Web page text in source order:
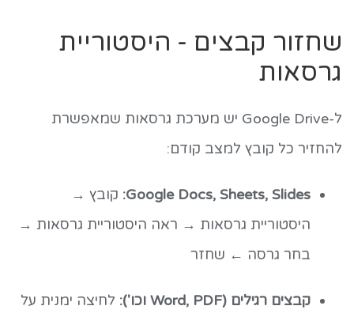
שחזור קבצים - היסטוריית
גרסאות
ל-Google Drive יש מערכת גרסאות שמאפשרת
להחזיר כל קובץ למצב קודם:
Google Docs, Sheets, Slides: קובץ →
היסטוריית גרסאות → ראה היסטוריית גרסאות →
בחר גרסה ← שחזר
קבצים רגילים (Word, PDF וכו'):
לחיצה ימנית על